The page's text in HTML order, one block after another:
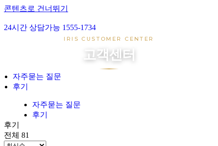
콘텐츠로 건너뛰기
장례준비
자주묻는 질문
후기
24시간 상담가능 1555-1734
IRIS CUSTOMER CENTER
고객센터
자주묻는 질문
후기
자주묻는 질문
후기
후기
전체 81